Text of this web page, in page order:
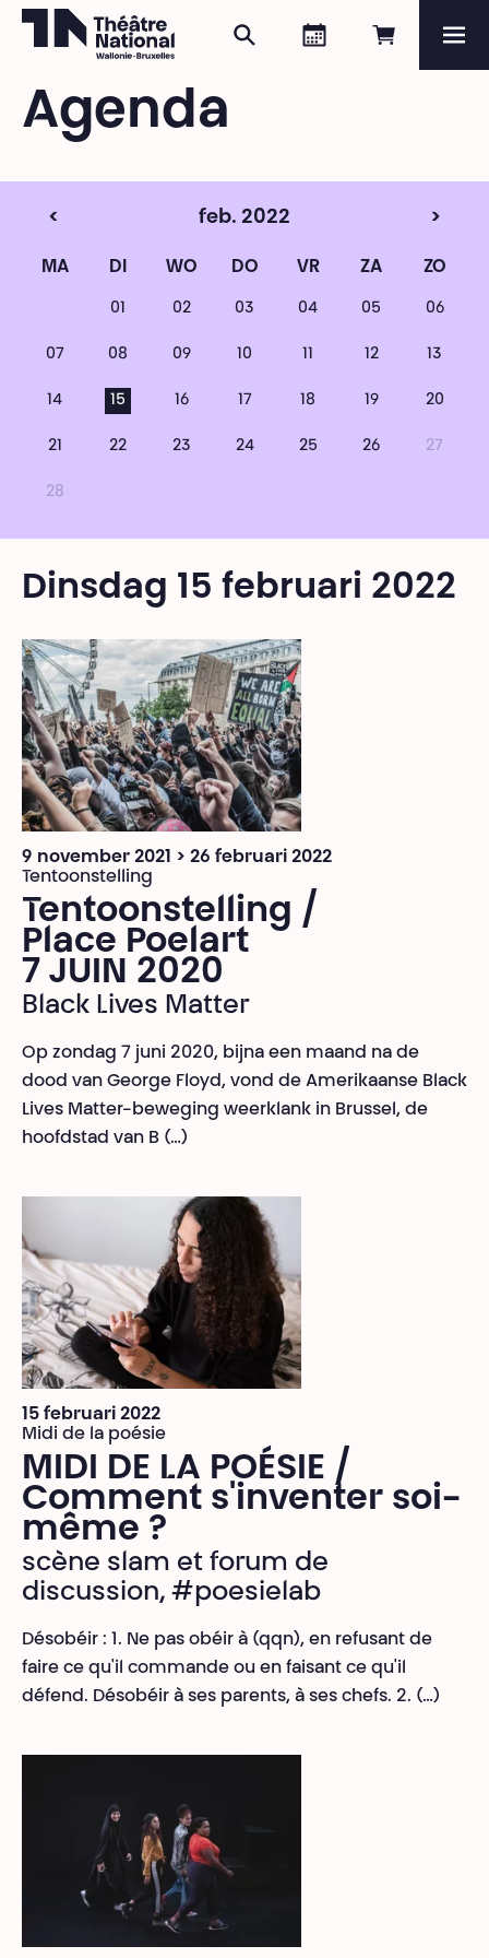
Online
Agenda
Zoeken
Agenda
< feb. 2022 >
MA DI WO DO VR ZA ZO
01 02 03 04 05 06
07 08 09 10 11 12 13
14 15 16 17 18 19 20
21 22 23 24 25 26 27
28
Dinsdag 15 februari 2022
9 november 2021 > 26 februari 2022
Tentoonstelling
Tentoonstelling /
Place Poelart
7 JUIN 2020
Black Lives Matter
Op zondag 7 juni 2020, bijna een maand na de
dood van George Floyd, vond de Amerikaanse Black
Lives Matter-beweging weerklank in Brussel, de
hoofdstad van B (…)
15 februari 2022
Midi de la poésie
MIDI DE LA POÉSIE /
Comment s'inventer soi-
même ?
scène slam et forum de
discussion, #poesielab
Désobéir : 1. Ne pas obéir à (qqn), en refusant de
faire ce qu'il commande ou en faisant ce qu'il
défend. Désobéir à ses parents, à ses chefs. 2. (…)